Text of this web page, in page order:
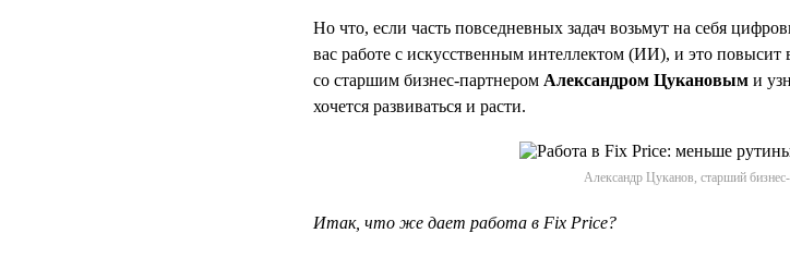
Но что, если часть повседневных задач возьмут на себя
вас работе с искусственным интеллектом (ИИ), и это
со старшим бизнес-партнером Александром Цукановым и
хочется развиваться и расти.
Александр Цуканов, старший
Итак, что же дает работа в Fix Price?